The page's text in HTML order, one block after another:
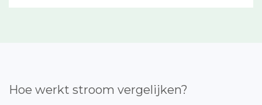
Hoe werkt stroom vergelijken?